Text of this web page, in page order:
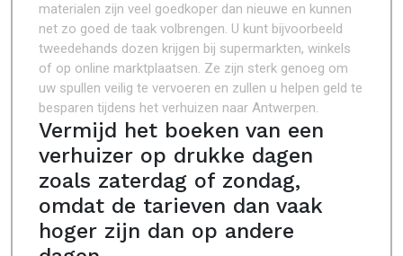
materialen zijn veel goedkoper dan nieuwe en kunnen
net zo goed de taak volbrengen. U kunt bijvoorbeeld
tweedehands dozen krijgen bij supermarkten, winkels
of op online marktplaatsen. Ze zijn sterk genoeg om
uw spullen veilig te vervoeren en zullen u helpen geld te
besparen tijdens het verhuizen naar Antwerpen.
Vermijd het boeken van een
verhuizer op drukke dagen
zoals zaterdag of zondag,
omdat de tarieven dan vaak
hoger zijn dan op andere